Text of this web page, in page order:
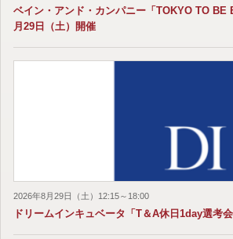
ベイン・アンド・カンパニー「TOKYO TO BE
月29日（土）開催
2026年8月29日（土）12:15～18:00
ドリームインキュベータ「T＆A休日1day選考